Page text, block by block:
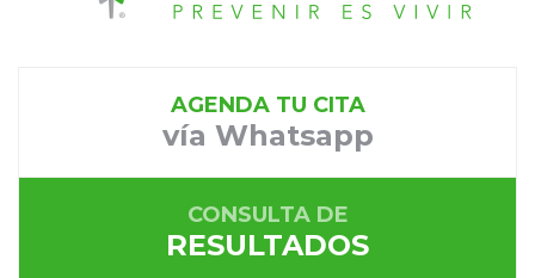
AGENDA TU CITA
vía Whatsapp
CONSULTA DE
RESULTADOS